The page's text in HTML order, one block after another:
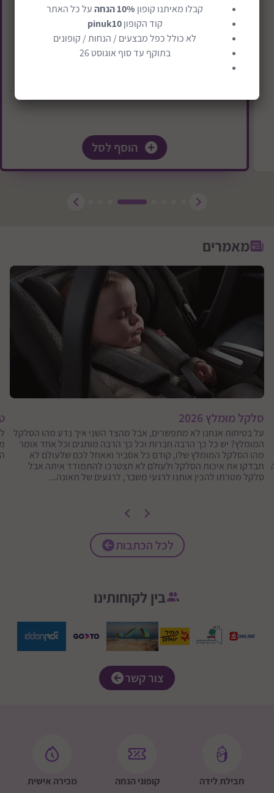
משלוח חינם
הוסף לסל
מאמרים
סלקל מומלץ 2026
על בטיחות אנחנו לא מתפשרים, אבל מהצד השני איך נדע מהו הסלקל
המומלץ? יש כל כך הרבה חברות וכל כך הרבה מותגים וכל אחד אומר
מהו הסלקל המומלץ שלו, קודם כל אסביר ואאחל לכם שלעולם לא
תבדקו את איכות הסלקל ולעולם לא תצטרכו להתמודד איתה אבל
סלקל מטרתו להכין אותנו לרגעי משבר, לרגעים של תאונה...
לכל הכתבות
בין לקוחותינו
צור קשר
חבילת לידה קופוני הנחה מכירה אישית
קבלו מאיתנו קופון 10% הנחה
על כל האתר
קוד הקופוןpinuk10
לא כולל כפל מבצעים / הנחות / קופונים
בתוקף עד סוף אוגוסט 26